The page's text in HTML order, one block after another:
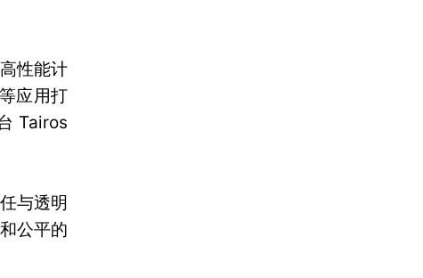
性能计
应用打
Tairos
与透明
公平的